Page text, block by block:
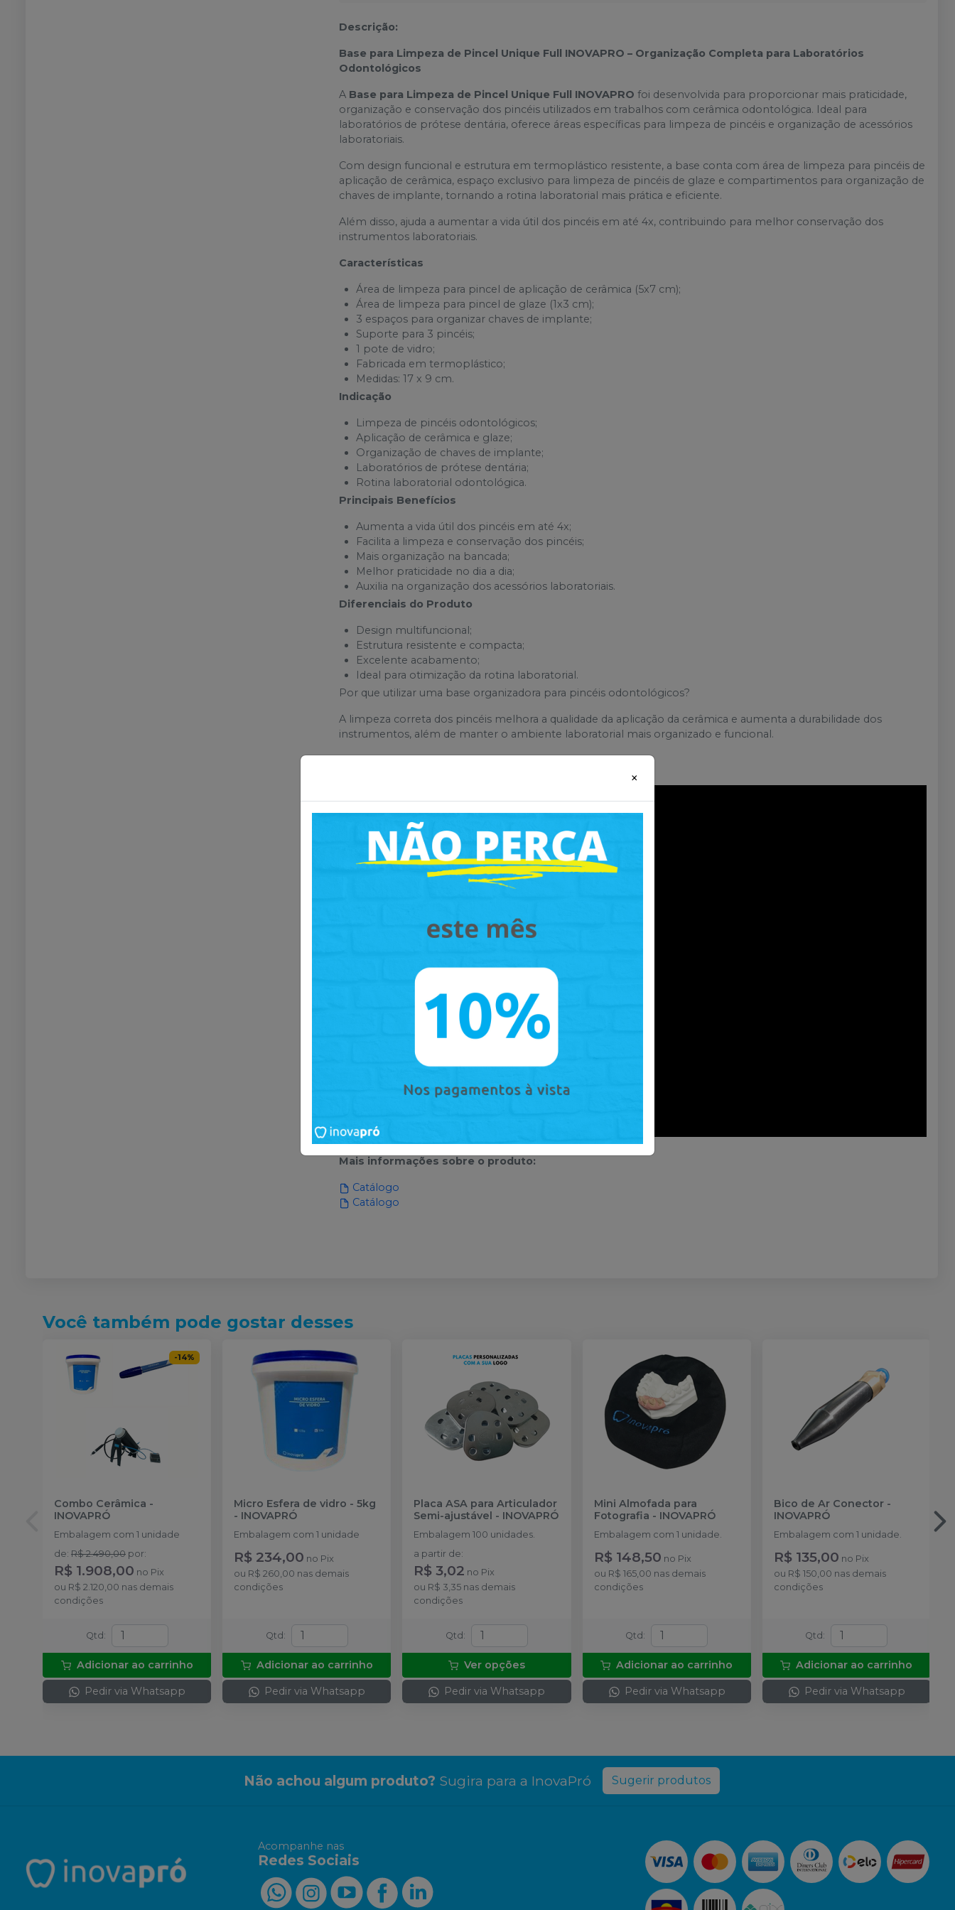
Descrição:
Base para Limpeza de Pincel Unique Full INOVAPRO – Organização Completa para Laboratórios
Odontológicos
A Base para Limpeza de Pincel Unique Full INOVAPRO foi desenvolvida para proporcionar mais praticidade,
organização e conservação dos pincéis utilizados em trabalhos com cerâmica odontológica. Ideal para
laboratórios de prótese dentária, oferece áreas específicas para limpeza de pincéis e organização de acessórios
laboratoriais.
Com design funcional e estrutura em termoplástico resistente, a base conta com área de limpeza para pincéis de
aplicação de cerâmica, espaço exclusivo para limpeza de pincéis de glaze e compartimentos para organização de
chaves de implante, tornando a rotina laboratorial mais prática e eficiente.
Além disso, ajuda a aumentar a vida útil dos pincéis em até 4x, contribuindo para melhor conservação dos
instrumentos laboratoriais.
Características
Área de limpeza para pincel de aplicação de cerâmica (5x7 cm);
Área de limpeza para pincel de glaze (1x3 cm);
3 espaços para organizar chaves de implante;
Suporte para 3 pincéis;
1 pote de vidro;
Fabricada em termoplástico;
Medidas: 17 x 9 cm.
Indicação
Limpeza de pincéis odontológicos;
Aplicação de cerâmica e glaze;
Organização de chaves de implante;
Laboratórios de prótese dentária;
Rotina laboratorial odontológica.
Principais Benefícios
Aumenta a vida útil dos pincéis em até 4x;
Facilita a limpeza e conservação dos pincéis;
Mais organização na bancada;
Melhor praticidade no dia a dia;
Auxilia na organização dos acessórios laboratoriais.
Diferenciais do Produto
Design multifuncional;
Estrutura resistente e compacta;
Excelente acabamento;
Ideal para otimização da rotina laboratorial.
Por que utilizar uma base organizadora para pincéis odontológicos?
A limpeza correta dos pincéis melhora a qualidade da aplicação da cerâmica e aumenta a durabilidade dos
instrumentos, além de manter o ambiente laboratorial mais organizado e funcional.
Mais informações sobre o produto:
Catálogo
Catálogo
Você também pode gostar desses
-14%
Combo Cerâmica -
INOVAPRÓ
Embalagem com 1 unidade
de: R$ 2.490,00 por:
R$ 1.908,00 no Pix
ou R$ 2.120,00 nas demais
condições
Qtd :
Adicionar ao carrinho
Pedir via Whatsapp
Micro Esfera de vidro - 5kg
- INOVAPRÓ
Embalagem com 1 unidade
R$ 234,00 no Pix
ou R$ 260,00 nas demais
condições
Qtd :
Adicionar ao carrinho
Pedir via Whatsapp
Placa ASA para Articulador
Semi-ajustável - INOVAPRÓ
Embalagem 100 unidades.
a partir de:
R$ 3,02 no Pix
ou R$ 3,35 nas demais
condições
Qtd :
Ver opções
Pedir via Whatsapp
Mini Almofada para
Fotografia - INOVAPRÓ
Embalagem com 1 unidade.
R$ 148,50 no Pix
ou R$ 165,00 nas demais
condições
Qtd :
Adicionar ao carrinho
Pedir via Whatsapp
Bico de Ar Conector-
INOVAPRÓ
Embalagem com 1 unidade.
R$ 135,00 no Pix
ou R$ 150,00 nas demais
condições
Qtd :
Adicionar ao carrinho
Pedir via Whatsapp
Não achou algum produto? Sugira para a InovaPró Sugerir produtos
Acompanhe nas
Redes Sociais
×